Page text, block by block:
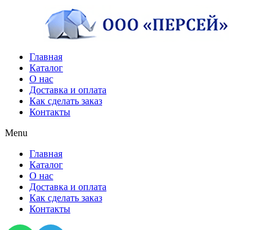
содержимому
Главная
Каталог
О нас
Доставка и оплата
Как сделать заказ
Контакты
Menu
Главная
Каталог
О нас
Доставка и оплата
Как сделать заказ
Контакты